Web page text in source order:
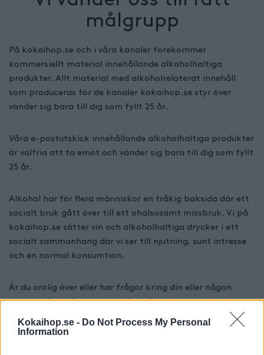
Kokaihop.se - Do Not Process My Personal
Information
målgrupp
På kokaihop.se och i våra kanaler förekommer
kommersiellt material innehållande alkoholhaltiga
produkter. Allt material med alkoholrelaterat innehåll
som produceras för de kanaler kokaihop.se styr över
vänder sig bara till dig som fyllt 25 år.
Våra e-postutskick innehållande alkoholhaltiga produkter
är valfria att ta emot och vänder sig bara till dig som fyllt
25 år.
Alkohol har för flera människor en tråkig baksida där ett
socialt bruk gått över till ett ohälsosamt missbruk. Vi på
kokaihop.se sätter vin och alkoholhaltiga drycker i ett
socialt sammanhang där vi ser till njutning, sunt intresse
och en normal konsumtion.
Är du orolig över eller har frågor kring din eller någon
annans alkoholkonsumtion finns flera bra organisationer